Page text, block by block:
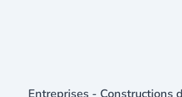
Entreprises - Constructions